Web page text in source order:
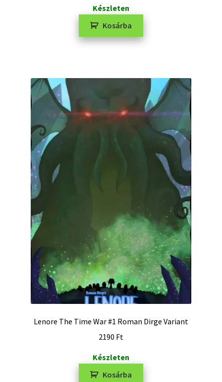
Készleten
Kosárba
Lenore The Time War #1 Roman Dirge Variant
2190 Ft
Készleten
Kosárba